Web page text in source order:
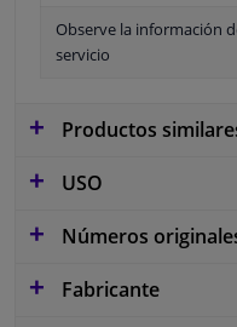
Observe la información
servicio
Productos
USO
Números
Fabricante